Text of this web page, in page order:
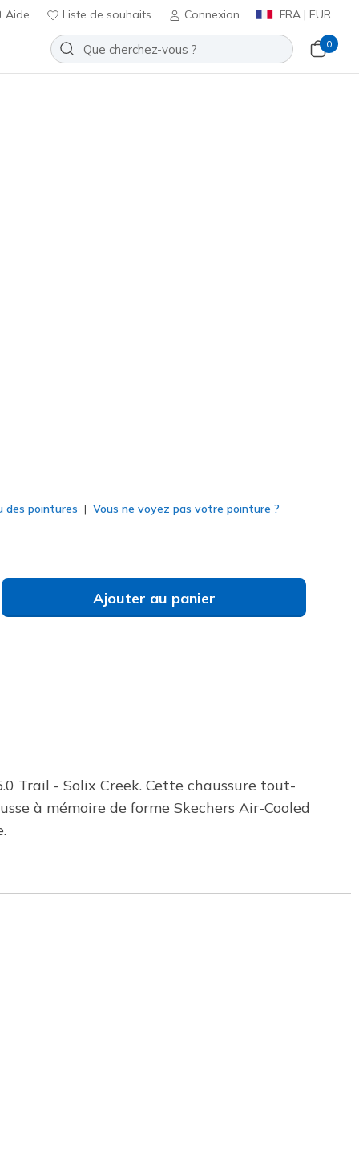
Aide Liste de souhaits Connexion FRA | EUR
0
des pointures Vous ne voyez pas votre pointure ?
Ajouter au panier
Trail - Solix Creek. Cette chaussure tout-
à mémoire de forme Skechers Air-Cooled